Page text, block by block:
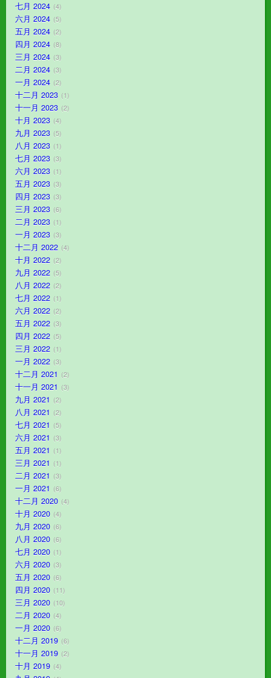
七月 2024 4
六月 2024 5
五月 2024 2
四月 2024 8
三月 2024 3
二月 2024 3
一月 2024 2
十二月 2023 1
十一月 2023 2
十月 2023 4
九月 2023 5
八月 2023 1
七月 2023 3
六月 2023 1
五月 2023 3
四月 2023 3
三月 2023 6
二月 2023 1
一月 2023 3
十二月 2022 4
十月 2022 2
九月 2022 5
八月 2022 2
七月 2022 1
六月 2022 2
五月 2022 3
四月 2022 5
三月 2022 1
一月 2022 3
十二月 2021 2
十一月 2021 3
九月 2021 2
八月 2021 2
七月 2021 5
六月 2021 3
五月 2021 1
三月 2021 1
二月 2021 3
一月 2021 6
十二月 2020 4
十月 2020 4
九月 2020 6
八月 2020 6
七月 2020 1
六月 2020 3
五月 2020 6
四月 2020 11
三月 2020 10
二月 2020 4
一月 2020 6
十二月 2019 6
十一月 2019 2
十月 2019 4